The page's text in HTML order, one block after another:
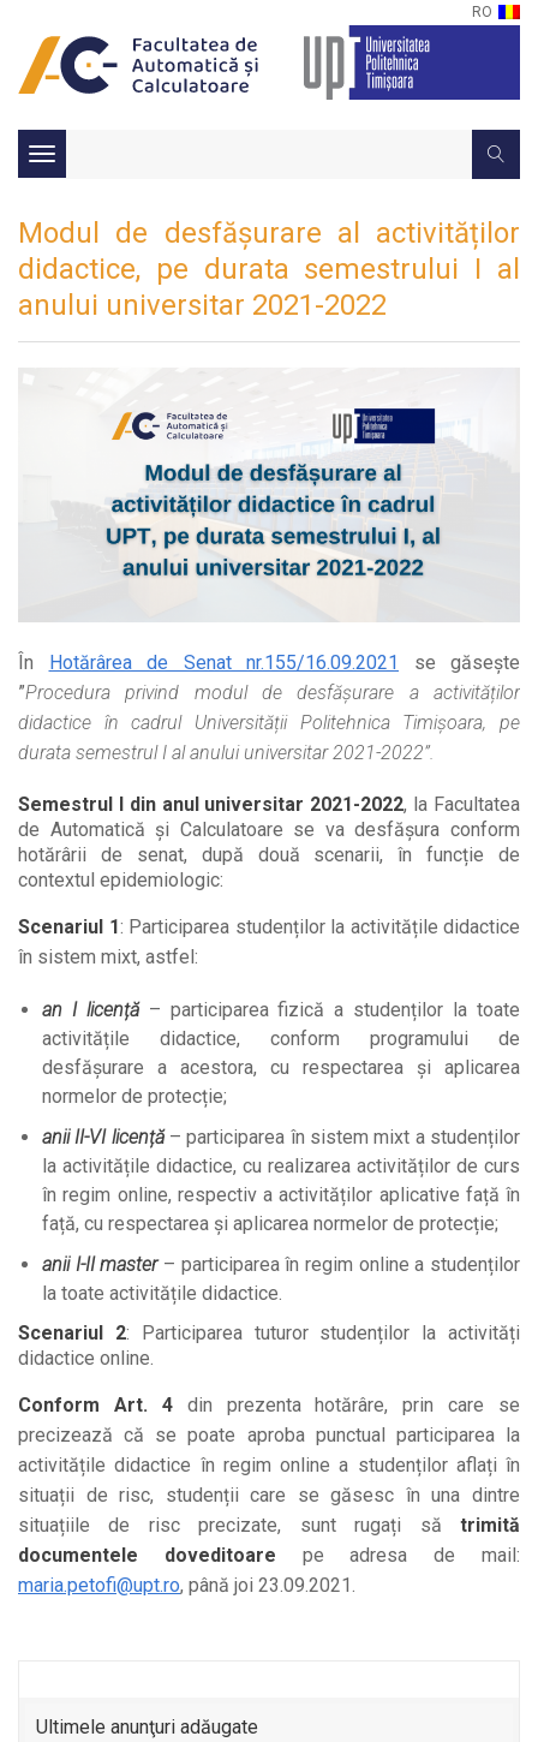
RO
Toggle
navigation
Modul de desfășurare al activităților
didactice, pe durata semestrului I al
anului universitar 2021-2022
În Hotărârea de Senat nr.155/16.09.2021
se găsește
”Procedura privind modul de desfășurare a activităților
didactice în cadrul Universității Politehnica Timișoara, pe
durata semestrul I al anului universitar 2021-2022”.
Semestrul I din anul universitar 2021-2022, la Facultatea
de Automatică și Calculatoare se va desfășura conform
hotărârii de senat, după două scenarii, în funcție de
contextul epidemiologic:
Scenariul 1: Participarea studenților la activitățile didactice
în sistem mixt, astfel:
an I licență– participarea fizică a studenților la toate
activitățile didactice, conform programului de
desfășurare a acestora, cu respectarea și aplicarea
normelor de protecție;
anii II-VI licență– participarea în sistem mixt a studenților
la activitățile didactice, cu realizarea activităților de curs
în regim online, respectiv a activităților aplicative față în
față, cu respectarea și aplicarea normelor de protecție;
anii I-II master– participarea în regim online a studenților
la toate activitățile didactice.
Scenariul 2: Participarea tuturor studenților la activități
didactice online.
Conform Art. 4din prezenta hotărâre, prin care se
precizează că sepoate aproba punctual participarea la
activitățile didactice în regim online a studenților aflați în
situații de risc, studenții care se găsesc în una dintre
situațiile de risc precizate, sunt rugați să trimită
documentele doveditoare pe adresa de mail:
maria.petofi@upt.ro, până joi 23.09.2021.
Ultimele anunţuri adăugate